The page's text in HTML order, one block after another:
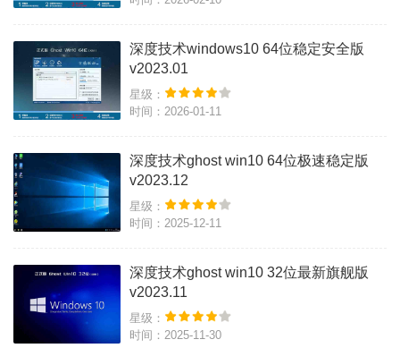
深度技术windows10 64位稳定安全版
v2023.01
星级：
时间：2026-01-11
深度技术ghost win10 64位极速稳定版
v2023.12
星级：
时间：2025-12-11
深度技术ghost win10 32位最新旗舰版
v2023.11
星级：
时间：2025-11-30